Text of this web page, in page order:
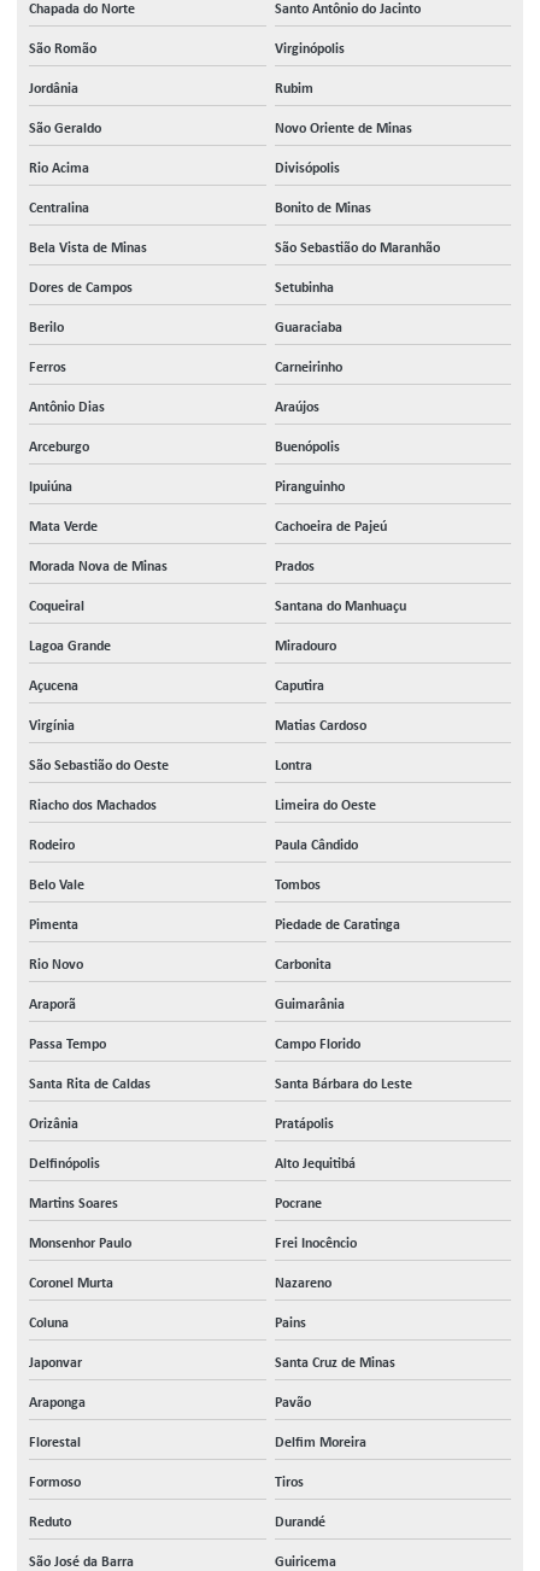
Chapada do Norte Santo Antônio do Jacinto
São Romão Virginópolis
Jordânia Rubim
São Geraldo Novo Oriente de Minas
Rio Acima Divisópolis
Centralina Bonito de Minas
Bela Vista de Minas São Sebastião do Maranhão
Dores de Campos Setubinha
Berilo Guaraciaba
Ferros Carneirinho
Antônio Dias Araújos
Arceburgo Buenópolis
Ipuiúna Piranguinho
Mata Verde Cachoeira de Pajeú
Morada Nova de Minas Prados
Coqueiral Santana do Manhuaçu
Lagoa Grande Miradouro
Açucena Caputira
Virgínia Matias Cardoso
São Sebastião do Oeste Lontra
Riacho dos Machados Limeira do Oeste
Rodeiro Paula Cândido
Belo Vale Tombos
Pimenta Piedade de Caratinga
Rio Novo Carbonita
Araporã Guimarânia
Passa Tempo Campo Florido
Santa Rita de Caldas Santa Bárbara do Leste
Orizânia Pratápolis
Delfinópolis Alto Jequitibá
Martins Soares Pocrane
Monsenhor Paulo Frei Inocêncio
Coronel Murta Nazareno
Coluna Pains
Japonvar Santa Cruz de Minas
Araponga Pavão
Florestal Delfim Moreira
Formoso Tiros
Reduto Durandé
São José da Barra Guiricema